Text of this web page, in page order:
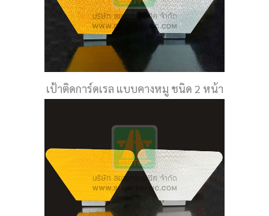
เป้าติดการ์ดเรล แบบคางหมู ชนิด 2 หน้า